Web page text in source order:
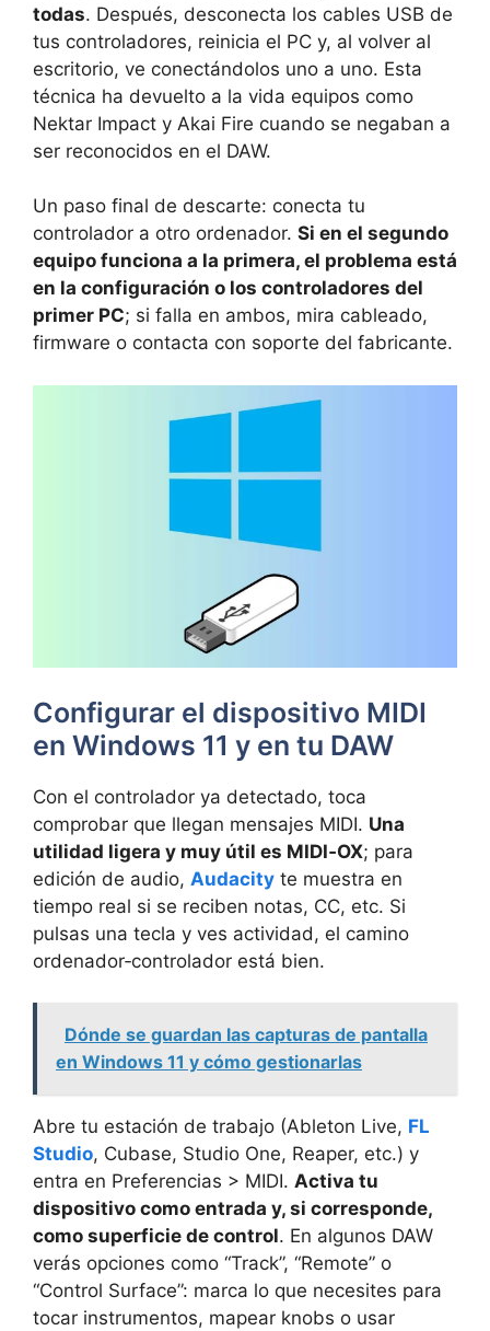
todas. Después, desconecta los cables USB de
tus controladores, reinicia el PC y, al volver al
escritorio, ve conectándolos uno a uno. Esta
técnica ha devuelto a la vida equipos como
Nektar Impact y Akai Fire cuando se negaban a
ser reconocidos en el DAW.
Un paso final de descarte: conecta tu
controlador a otro ordenador. Si en el segundo
equipo funciona a la primera, el problema está
en la configuración o los controladores del
primer PC; si falla en ambos, mira cableado,
firmware o contacta con soporte del fabricante.
Configurar el dispositivo MIDI
en Windows 11 y en tu DAW
Con el controlador ya detectado, toca
comprobar que llegan mensajes MIDI. Una
utilidad ligera y muy útil es MIDI‑OX; para
edición de audio, Audacity te muestra en
tiempo real si se reciben notas, CC, etc. Si
pulsas una tecla y ves actividad, el camino
ordenador‑controlador está bien.
Dónde se guardan las capturas de pantalla
en Windows 11 y cómo gestionarlas
Abre tu estación de trabajo (Ableton Live, FL
Studio, Cubase, Studio One, Reaper, etc.) y
entra en Preferencias > MIDI. Activa tu
dispositivo como entrada y, si corresponde,
como superficie de control. En algunos DAW
verás opciones como “Track”, “Remote” o
“Control Surface”: marca lo que necesites para
tocar instrumentos, mapear knobs o usar